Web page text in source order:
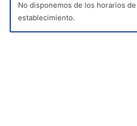
No disponemos de los horarios
establecimiento.